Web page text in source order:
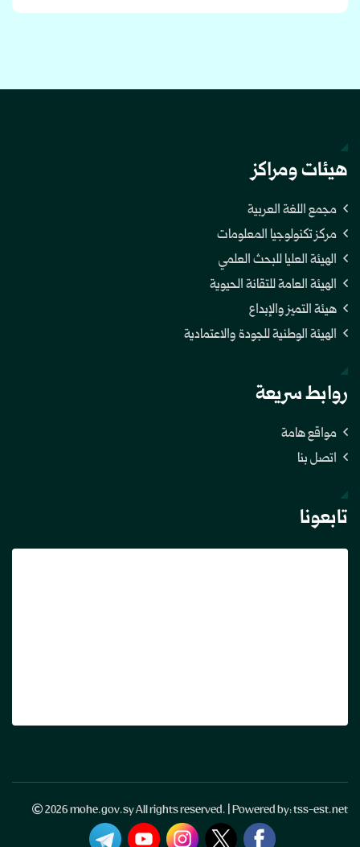
هيئات ومراكز
مجمع اللغة العربية
مركز تكنولوجيا المعلومات
الهيئة العليا للبحث العلمي
الهيئة العامة للتقانة الحيوية
هيئة التميز والإبداع
الهيئة الوطنية للجودة والاعتمادية
روابط سريعة
مواقع هامة
اتصل بنا
تابعونا
2026 mohe.gov.sy All rights reserved. | Powered by: tss-est.net